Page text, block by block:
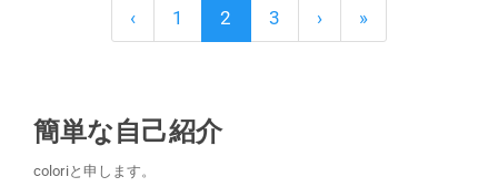
‹ 1 2 3 › »
簡単な自己紹介
coloriと申します。